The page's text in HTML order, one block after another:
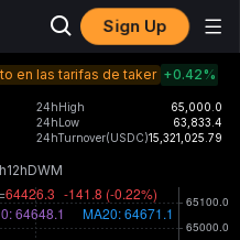
Sign Up
en las tarifas de taker +0.42%
24hHigh
65,000.0
24hLow
63,833.4
24hTurnover(USDC)15,321,025.79
12hDWM